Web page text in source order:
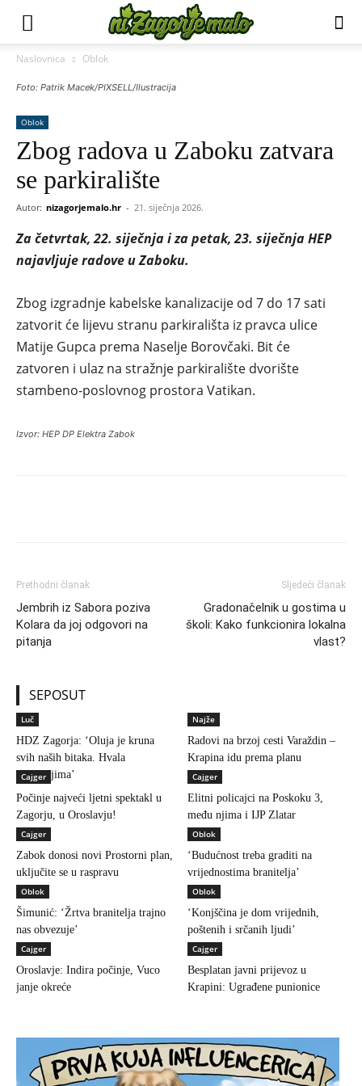
Naslovnica Oblok
Foto: Patrik Macek/PIXSELL/Ilustracija
Oblok
Zbog radova u Zaboku zatvara
se parkiralište
Autor: nizagorjemalo.hr - 21. siječnja 2026.
Za četvrtak, 22. siječnja i za petak, 23. siječnja HEP
najavljuje radove u Zaboku.
Zbog izgradnje kabelske kanalizacije od 7 do 17 sati
zatvorit će lijevu stranu parkirališta iz pravca ulice
Matije Gupca prema Naselje Borovčaki. Bit će
zatvoren i ulaz na stražnje parkiralište dvorište
stambeno-poslovnog prostora Vatikan.
Izvor: HEP DP Elektra Zabok
Prethodni članak
Jembrih iz Sabora poziva
Kolara da joj odgovori na
pitanja
Sljedeći članak
Gradonačelnik u gostima u
školi: Kako funkcionira lokalna
vlast?
SEPOSUT
Luč
HDZ Zagorja: ‘Oluja je kruna
svih naših bitaka. Hvala
braniteljima’
Najže
Radovi na brzoj cesti Varaždin –
Krapina idu prema planu
Cajger
Počinje najveći ljetni spektakl u
Zagorju, u Oroslavju!
Cajger
Elitni policajci na Poskoku 3,
među njima i IJP Zlatar
Cajger
Zabok donosi novi Prostorni plan,
uključite se u raspravu
Oblok
‘Budućnost treba graditi na
vrijednostima branitelja’
Oblok
Šimunić: ‘Žrtva branitelja trajno
nas obvezuje’
Oblok
‘Konjščina je dom vrijednih,
poštenih i srčanih ljudi’
Cajger
Oroslavje: Indira počinje, Vuco
janje okreće
Cajger
Besplatan javni prijevoz u
Krapini: Ugrađene punionice